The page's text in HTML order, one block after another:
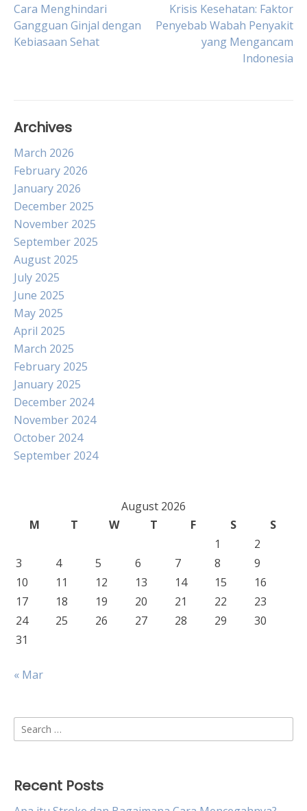
Post
navigation
Cara Menghindari
Gangguan Ginjal dengan
Kebiasaan Sehat
Krisis Kesehatan: Faktor
Penyebab Wabah Penyakit
yang Mengancam
Indonesia
Archives
March 2026
February 2026
January 2026
December 2025
November 2025
September 2025
August 2025
July 2025
June 2025
May 2025
April 2025
March 2025
February 2025
January 2025
December 2024
November 2024
October 2024
September 2024
August 2026
M
T W T F S
S
1
2
3
4 5 6 7 8
9
10
11 12 13 14 15
16
17
18 19 20 21 22
23
24
25 26 27 28 29
30
31
« Mar
Search
for:
Recent Posts